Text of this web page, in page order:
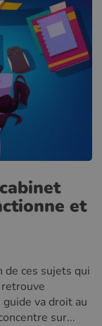
et
de ces sujets qui
va droit au
sur...